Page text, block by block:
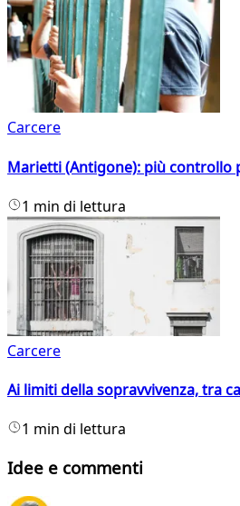
Carcere
Marietti (Antigone): più controllo
1 min di lettura
Carcere
Ai limiti della sopravvivenza, tra
1 min di lettura
Idee e commenti